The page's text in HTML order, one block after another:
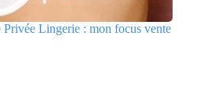
Lingerie : mon focus vente